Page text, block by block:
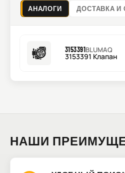
АНАЛОГИ ДОСТАВКА И
3153391BLUMAQ
3153391 Клапан
НАШИ